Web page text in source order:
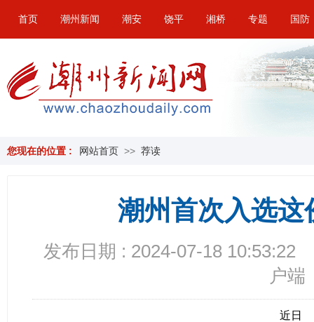
首页 潮州新闻 潮安 饶平 湘桥 专题 国防
您现在的位置 : 网站首页 >> 荐读
潮州首次入选这
发布日期 : 2024-07-18 10:53:22
户端
近日